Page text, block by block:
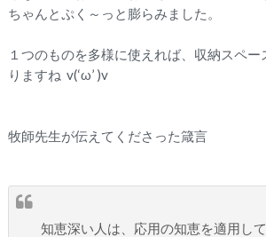
ちゃんとぷく～っと膨らみました。
１つのものを多様に使えれば、 収納スペー
りますね v︎(‘ω’︎ )v
牧師先生が伝えてくださった箴言
知恵深い人は、応用の知恵を適用し